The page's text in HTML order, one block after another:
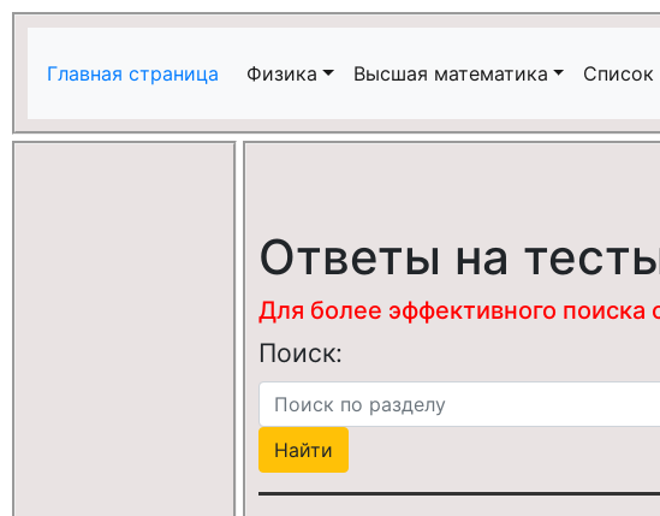
Главная страница Физика Высшая математика Список
Ответы на
Для более эффективного поиска
Поиск: